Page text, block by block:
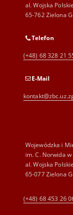
al. Wojska
65-762 Zielona
Telefon
(+48) 68 328 21
E-Mail
Wojewódzka i
im. C. Norwida
al. Wojska
65-077 Zielona
(+48) 68 453 26